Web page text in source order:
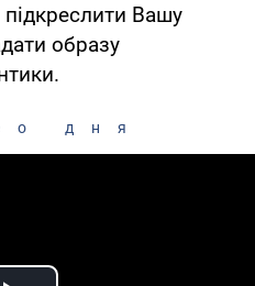
Вашу
образу
дня